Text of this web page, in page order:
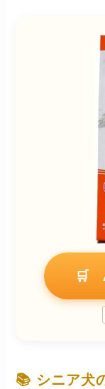
🛒
📚 シニア犬